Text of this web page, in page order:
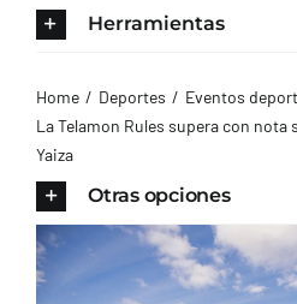
AYUNTAMIENTO
TURISMO
Herramientas
Home Deportes
Eventos
La Telamon Rules supera con nota
Yaiza
Otras opciones